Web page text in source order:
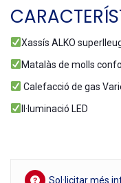
Xassís ALKO
Matalàs de molls
Calefacció de gas
Il·luminació LED
Sol·licitar més